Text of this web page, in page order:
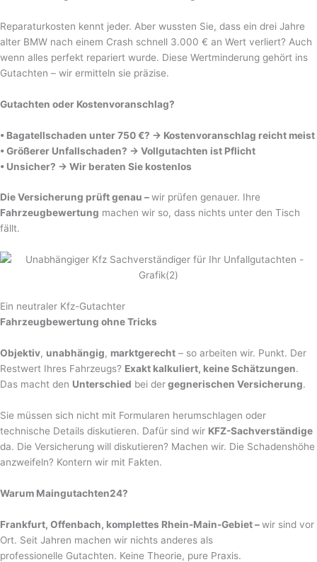
Reparaturkosten kennt jeder. Aber wussten Sie, dass ein drei Jahre
alter BMW nach einem Crash schnell 3.000 € an Wert verliert? Auch
wenn alles perfekt repariert wurde. Diese Wertminderung gehört ins
Gutachten – wir ermitteln sie präzise.
Gutachten oder Kostenvoranschlag?
• Bagatellschaden unter 750 €? → Kostenvoranschlag reicht meist
• Größerer Unfallschaden? → Vollgutachten ist Pflicht
• Unsicher? → Wir beraten Sie kostenlos
Die Versicherung prüft genau –wir prüfen genauer. Ihre
Fahrzeugbewertung machen wir so, dass nichts unter den Tisch
fällt.
Ein neutraler Kfz-Gutachter
Fahrzeugbewertung ohne Tricks
Objektiv, unabhängig, marktgerecht – so arbeiten wir. Punkt. Der
Restwert Ihres Fahrzeugs? Exakt kalkuliert, keine Schätzungen.
Das macht den Unterschied bei dergegnerischen Versicherung.
Sie müssen sich nicht mit Formularen herumschlagen oder
technische Details diskutieren. Dafür sind wir KFZ-Sachverständige
da. Die Versicherung will diskutieren? Machen wir. Die Schadenshöhe
anzweifeln? Kontern wir mit Fakten.
Warum Maingutachten24?
Frankfurt, Offenbach, komplettes Rhein-Main-Gebiet –wir sind vor
Ort. Seit Jahren machen wir nichts anderes als
professionelle Gutachten. Keine Theorie, pure Praxis.